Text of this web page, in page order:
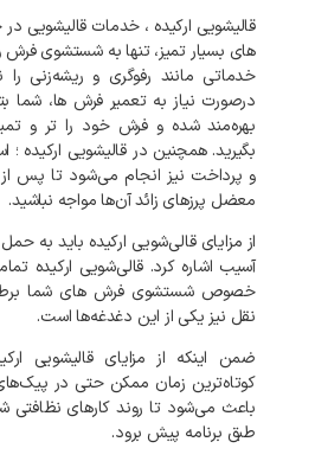
قالیشویی ارکیده ، خدمات قالیشویی در
های بسیارتمیز، تنهابه شستشوی فرش
خدماتی مانند رفوگری و ریشه‌زنی را
درصورت نیاز به تعمیر فرش‌ ها، شما
بهره‌مند شده و فرش خود را تر و
بگیرید.همچنین در قالیشویی ارکیده ؛
و پرداخت نیز انجام می‌شود تا پس از
معضل پرزهای زائدآن‌ها مواجه نباشید.
از مزایای قالی‌شویی ارکیده باید به حمل
آسیب اشاره کرد. قالی‌شویی ارکیده
خصوص شستشوی فرش‌ های شما
نقل نیز یکی از این دغدغه‌ها است.
ضمن اینکه از مزایای قالیشویی
کوتاه‌ترین زمان ممکن حتی در
باعث می‌شود تا روند کارهای نظافتی
طبق برنامه پیش برود.